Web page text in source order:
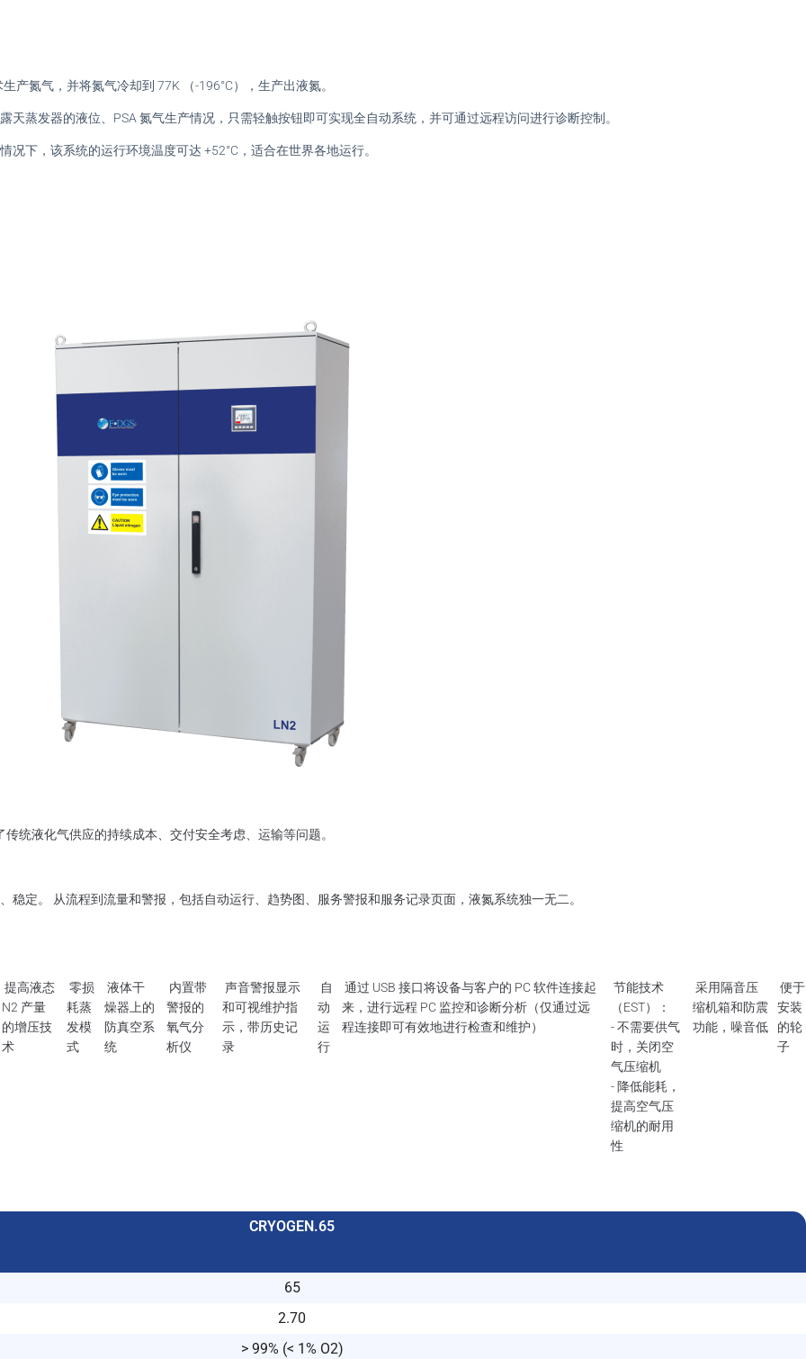
产氮气，并将氮气冷却到 77K （-196°C），生产出液氮。
蒸发器的液位、PSA 氮气生产情况，只需轻触按钮即可实现全自动系统，并可通过远程访问进行诊断控制。
下，该系统的运行环境温度可达 +52°C，适合在世界各地运行。
统液化气供应的持续成本、交付安全考虑、运输等问题。
定。 从流程到流量和警报，包括自动运行、趋势图、服务警报和服务记录页面，液氮系统独一无二。
提高液态
N2 产量
的增压技
术
零损
耗蒸
发模
式
液体干
燥器上的
防真空系
统
内置带
警报的
氧气分
析仪
声音警报显示
和可视维护指
示，带历史记
录
自
动
运
行
通过 USB 接口将设备与客户的 PC 软件连接起
来，进行远程 PC 监控和诊断分析（仅通过远
程连接即可有效地进行检查和维护）
节能技术
（EST）：
- 不需要供气
时，关闭空
气压缩机
- 降低能耗，
提高空气压
缩机的耐用
性
采用隔音压
缩机箱和防震
功能，噪音低
便于
安装
的轮
子
CRYOGEN.65
65
2.70
> 99% (< 1% O2)